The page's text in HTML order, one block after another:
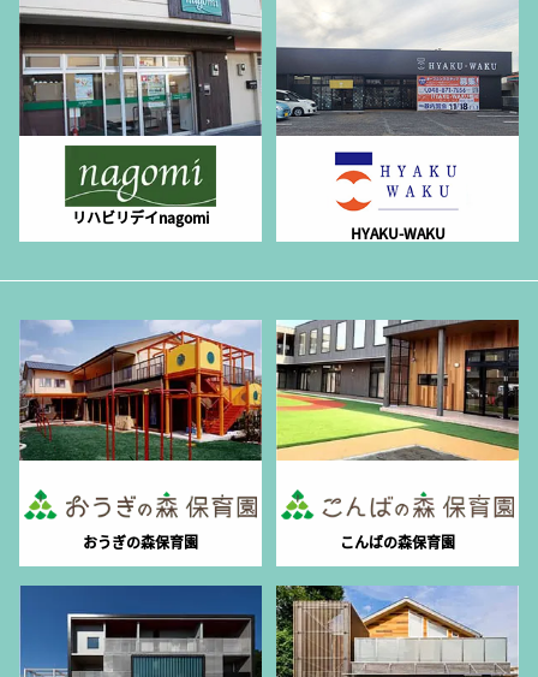
リハビリデイnagomi
HYAKU-WAKU
おうぎの森保育園 こんばの森保育園